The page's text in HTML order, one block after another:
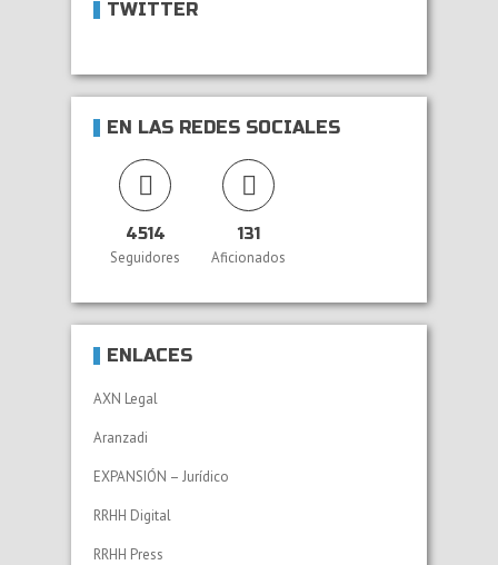
TWITTER
EN LAS REDES SOCIALES
4514
Seguidores
131
Aficionados
ENLACES
AXN Legal
Aranzadi
EXPANSIÓN – Jurídico
RRHH Digital
RRHH Press